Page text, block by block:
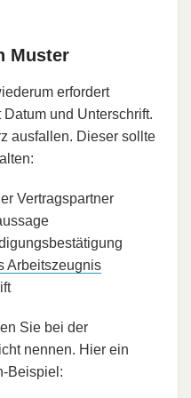
Muster
erfordert
und Unterschrift.
ausfallen. Dieser sollte
Vertragspartner
Arbeitszeugnis
Sie bei der
nennen. Hier ein
Beispiel: